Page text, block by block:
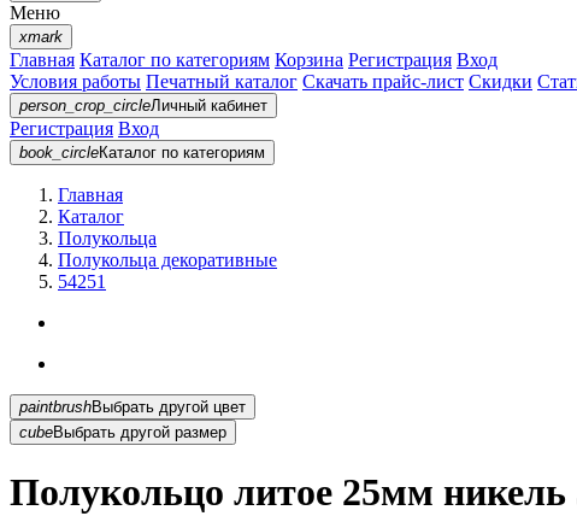
Меню
xmark
Главная Каталог по категориям Корзина Регистрация Вход
Условия работы Печатный каталог Скачать прайс-лист Скидки
person_crop_circleЛичный кабинет
Регистрация Вход
book_circleКаталог по категориям
Главная
Каталог
Полукольца
Полукольца декоративные
54251
paintbrush
Выбрать другой цвет
cubeВыбрать другой размер
Полукольцо литое 25мм никель